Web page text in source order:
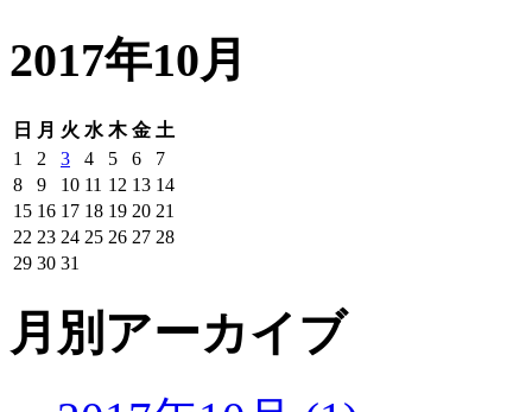
2017年10月
日 月 火 水 木 金 土
1
2 3 4 5 6
7
8
9 10 11 12 13 14
15 16 17 18 19 20 21
22 23 24 25 26 27 28
29 30 31
月別アーカイブ